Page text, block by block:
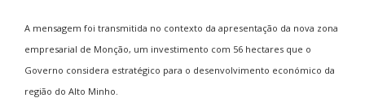
A mensagem foi transmitida no contexto da apresentação da nova zona
empresarial de Monção, um investimento com 56 hectares que o
Governo considera estratégico para o desenvolvimento económico da
região do Alto Minho.